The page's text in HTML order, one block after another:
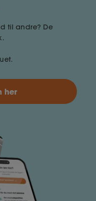
til andre? De
her